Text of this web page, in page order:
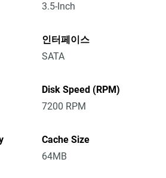
3.5-Inch
인터페이스
SATA
Disk Speed (RPM)
7200 RPM
Cache Size
64MB